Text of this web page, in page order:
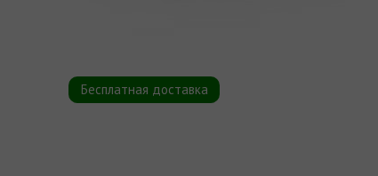
Бесплатная доставка